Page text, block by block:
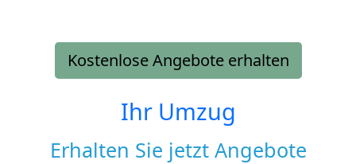
Kostenlose Angebote erhalten
Ihr Umzug
Erhalten Sie jetzt Angebote